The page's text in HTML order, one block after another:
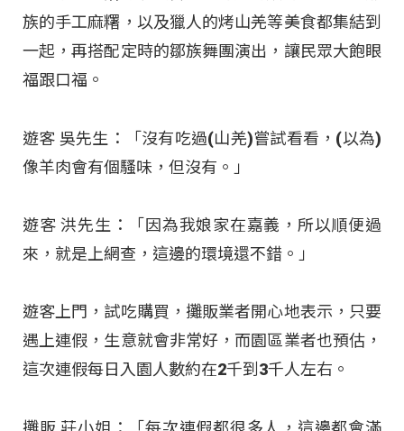
族的手工麻糬，以及獵人的烤山羌等美食都集結到
一起，再搭配定時的鄒族舞團演出，讓民眾大飽眼
福跟口福。
遊客 吳先生：「沒有吃過(山羌)嘗試看看，(以為)
像羊肉會有個騷味，但沒有。」
遊客 洪先生：「因為我娘家在嘉義，所以順便過
來，就是上網查，這邊的環境還不錯。」
遊客上門，試吃購買，攤販業者開心地表示，只要
遇上連假，生意就會非常好，而園區業者也預估，
這次連假每日入園人數約在2千到3千人左右。